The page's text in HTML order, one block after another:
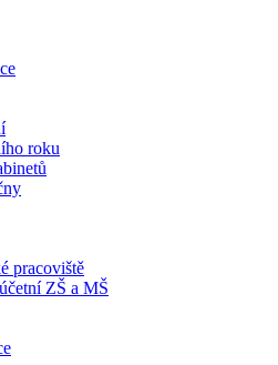
roku
pracoviště
ZŠ a MŠ